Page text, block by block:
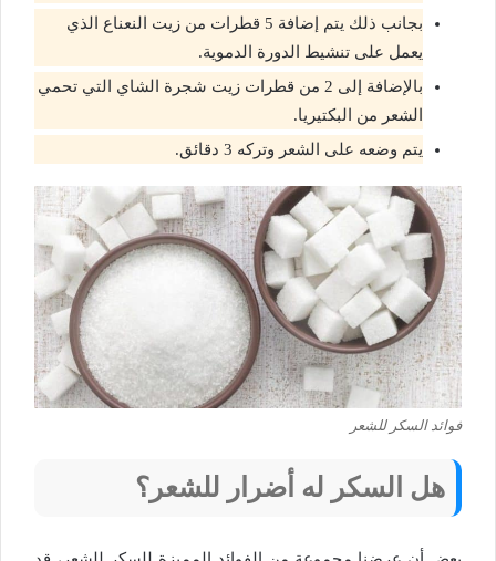
بجانب ذلك يتم إضافة 5 قطرات من زيت النعناع الذي
يعمل على تنشيط الدورة الدموية.
بالإضافة إلى 2 من قطرات زيت شجرة الشاي التي تحمي
الشعر من البكتيريا.
يتم وضعه على الشعر وتركه 3 دقائق.
فوائد السكر للشعر
هل السكر له أضرار للشعر؟